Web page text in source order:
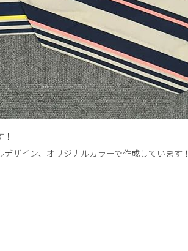
ザイン、オリジナルカラーで作成しています！